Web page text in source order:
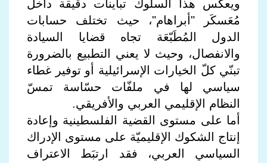
ويعكس هذا السلوك تباينات دقيقة داخل
مُعَسكَر "أبراهام"، حيث تختلف حسابات
الدول المُطَبّعَة تجاه قضايا السيادة
والانفصال، وحيث لا يعني التطبيع بالضرورة
تبنّي كلّ الخيارات الإسرائيلية أو توفير غطاء
سياسي لها في ملفّات حسّاسة تمسّ
النظام الإقليمي العربي والأفريقي.
أما على مستوى القضية الفلسطينية وإعادة
إنتاج الشكوك الإقليميّة على مستوى الإدراك
السياسي العربي، فقد ارتبَط الاعتراف